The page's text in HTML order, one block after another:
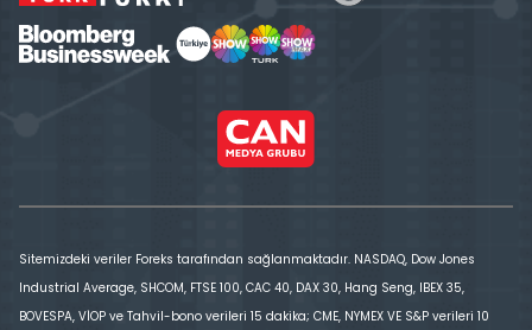
Sitemizdeki veriler Foreks tarafından sağlanmaktadır. NASDAQ, Dow Jones
Industrial Average, SHCOM, FTSE 100, CAC 40, DAX 30, Hang Seng, IBEX 35,
BOVESPA, VİOP ve Tahvil-bono verileri 15 dakika; CME, NYMEX VE S&P verileri 10